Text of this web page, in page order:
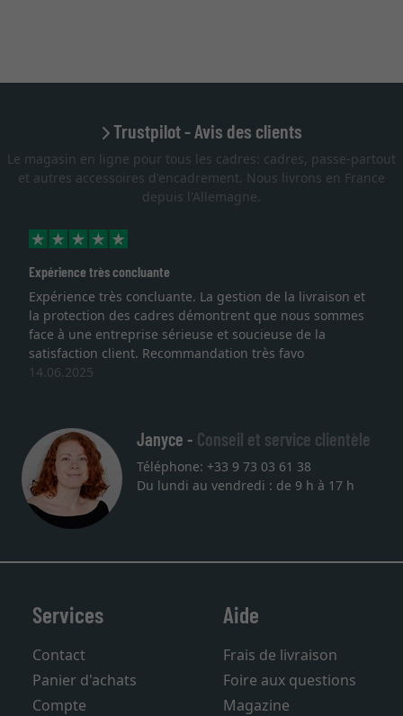
Trustpilot - Avis des clients
Le magasin en ligne pour tous les cadres: cadres, passe-partout
et autres accessoires d'encadrement. Nous livrons en France
depuis l'Allemagne.
Expérience très concluante
Expérience très concluante. La gestion de la livraison et
la protection des cadres démontrent que nous sommes
face à une entreprise sérieuse et soucieuse de la
satisfaction client. Recommandation très favo
14.06.2025
Janyce - Conseil et service clientèle
Téléphone: +33 9 73 03 61 38
Du lundi au vendredi : de 9 h à 17 h
Services
Contact
Panier d'achats
Compte
Aide
Frais de livraison
Foire aux questions
Magazine